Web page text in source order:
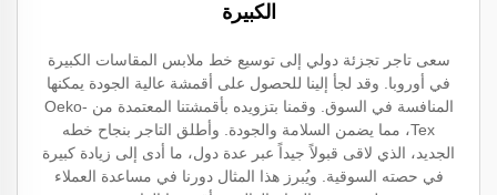
الكبيرة
سعى تاجر تجزئة دولي إلى توسيع خط ملابس المقاسات الكبيرة
في أوروبا. وقد لجأ إلينا للحصول على أقمشة عالية الجودة يمكنها
المنافسة في السوق. وقمنا بتزويده بأقمشتنا المعتمدة من Oeko-
Tex، مما يضمن السلامة والجودة. وأطلق التاجر بنجاح خطه
الجديد، الذي لاقى قبولاً جيداً عبر عدة دول، ما أدى إلى زيادة كبيرة
في حصته السوقية. ويُبرز هذا المثال دورنا في مساعدة العملاء